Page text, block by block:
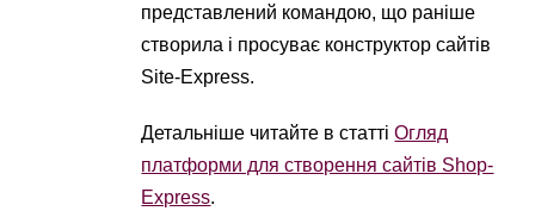
представлений командою, що раніше
створила і просуває конструктор сайтів
Site-Express.
Детальніше читайте в статтіОгляд
платформи для створення сайтів Shop-
Express.